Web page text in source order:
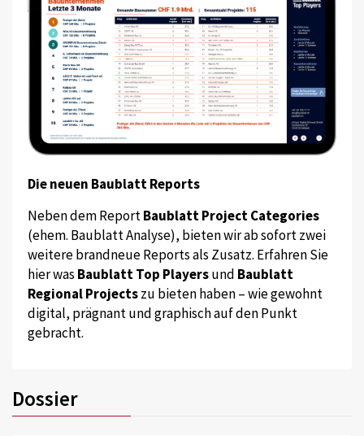
Die neuen Baublatt Reports
Neben dem ReportBaublatt Project Categories
(ehem. Baublatt Analyse), bieten wir ab sofort zwei
weitere brandneue Reports als Zusatz. Erfahren Sie
hier was Baublatt Top Playersund Baublatt
Regional Projectszu bieten haben – wie gewohnt
digital, prägnant und graphisch auf den Punkt
gebracht.
Dossier